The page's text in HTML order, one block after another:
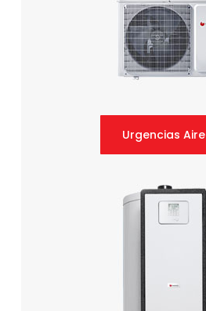
Urgencias Aire